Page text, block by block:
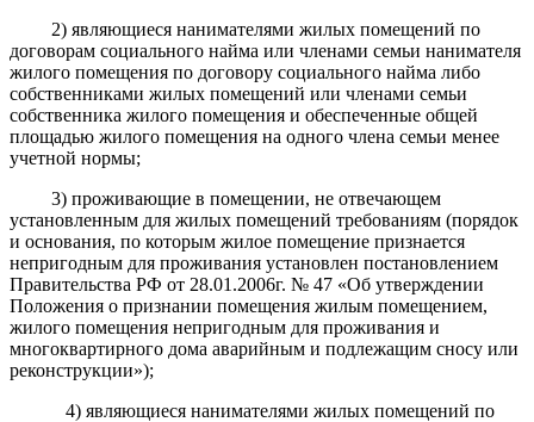
2) являющиеся нанимателями жилых помещений по
договорам социального найма или членами семьи нанимателя
жилого помещения по договору социального найма либо
собственниками жилых помещений или членами семьи
собственника жилого помещения и обеспеченные общей
площадью жилого помещения на одного члена семьи менее
учетной нормы;
3) проживающие в помещении, не отвечающем
установленным для жилых помещений требованиям (порядок
и основания, по которым жилое помещение признается
непригодным для проживания установлен постановлением
Правительства РФ от 28.01.2006г. № 47 «Об утверждении
Положения о признании помещения жилым помещением,
жилого помещения непригодным для проживания и
многоквартирного дома аварийным и подлежащим сносу или
реконструкции»);
4) являющиеся нанимателями жилых помещений по